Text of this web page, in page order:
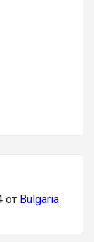
от Bulgaria